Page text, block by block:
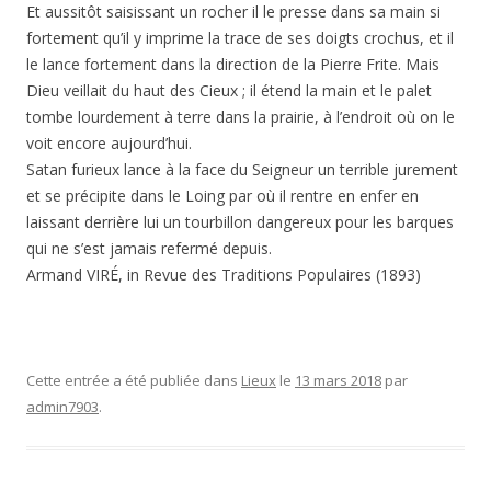
Et aussitôt saisissant un rocher il le presse dans sa main si
fortement qu’il y imprime la trace de ses doigts crochus, et il
le lance fortement dans la direction de la Pierre Frite. Mais
Dieu veillait du haut des Cieux ; il étend la main et le palet
tombe lourdement à terre dans la prairie, à l’endroit où on le
voit encore aujourd’hui.
Satan furieux lance à la face du Seigneur un terrible jurement
et se précipite dans le Loing par où il rentre en enfer en
laissant derrière lui un tourbillon dangereux pour les barques
qui ne s’est jamais refermé depuis.
Armand VIRÉ, in Revue des Traditions Populaires (1893)
Cette entrée a été publiée dans Lieux le 13 mars 2018 par
admin7903.